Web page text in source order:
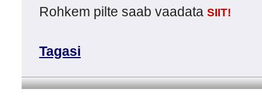
Rohkem pilte saab vaadata SIIT!
Tagasi